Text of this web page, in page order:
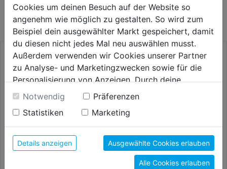
KATEGORIE
Dachziegelbohrer profi 6-kant
Cookies um deinen Besuch auf der Website so
angenehm wie möglich zu gestalten. So wird zum
Beispiel dein ausgewählter Markt gespeichert, damit
du diesen nicht jedes Mal neu auswählen musst.
Außerdem verwenden wir Cookies unserer Partner
zu Analyse- und Marketingzwecken sowie für die
Personalisierung von Anzeigen. Durch deine
Einwilligung werden die Daten von Drittanbieter,
unter anderem auch in den USA, verarbeitet.
Durch Klick auf "Alle Cookies erlauben" stimmst du
der Verwendung aller Cookies zu. Unter "Details
anzeigen" findest du alle Infos zu den
unterschiedlichen Cookies, unter "Cookies
Konfigurieren" kannst du auswählen, welche Cookies
Notwendig
Präferenzen
Statistiken
Marketing
Details anzeigen Ausgewählte Cookies erlauben
Alle Cookies erlauben